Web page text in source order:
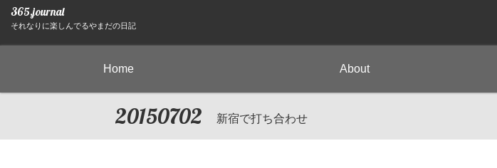
365.journal
それなりに楽しんでるやまだの日記
Home About
20150702 新宿で打ち合わせ